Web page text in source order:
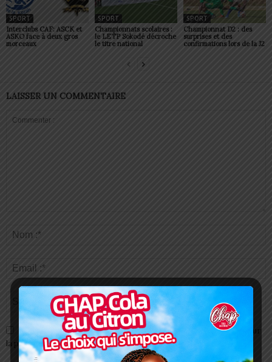
SPORT
Interclubs CAF: ASCK et
ASKO face à deux gros
morceaux
SPORT
Championnats scolaires :
le LETP Sokodé décroche
le titre national
SPORT
Championnat D2 : des
surprises et des
confirmations lors de la J2
LAISSER UN COMMENTAIRE
Enregistrer mon nom, email et site web dans ce navigateur pour
la prochaine fois que je commenterai.